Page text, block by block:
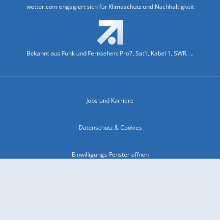
wetter.com engagiert sich für Klimaschutz und Nachhaltigkeit
Bekannt aus Funk und Fernsehen: Pro7, Sat1, Kabel 1, SWR, ...
Jobs und Karriere
Datenschutz & Cookies
Einwilligungs-Fenster öffnen